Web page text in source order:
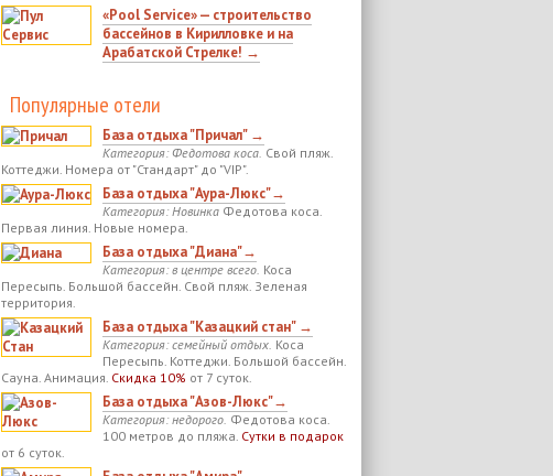
«Pool Service» — строительство
бассейнов в Кирилловке и на
Арабатской Стрелке! →
Популярные отели
База отдыха "Причал" →
Категория: Федотова коса. Свой пляж.
Коттеджи. Номера от "Стандарт" до "VIP".
База отдыха "Аура-Люкс"→
Категория: НовинкаФедотова коса.
Первая линия. Новые номера.
База отдыха "Диана"→
Категория: в центре всего. Коса
Пересыпь. Большой бассейн. Свой пляж. Зеленая
территория.
База отдыха "Казацкий стан" →
Категория: семейный отдых. Коса
Пересыпь. Коттеджи. Большой бассейн.
Сауна. Анимация. Скидка 10% от 7 суток.
База отдыха "Азов-Люкс"→
Категория: недорого. Федотова коса.
100 метров до пляжа. Сутки в подарок
от 6 суток.